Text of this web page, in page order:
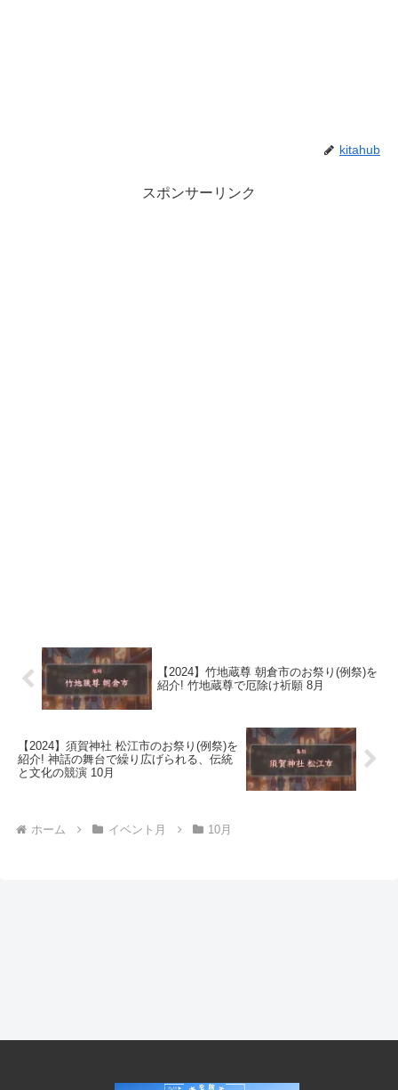
kitahub
スポンサーリンク
【2024】竹地蔵尊 朝倉市のお祭り(例祭)を
紹介! 竹地蔵尊で厄除け祈願 8月
【2024】須賀神社 松江市のお祭り(例祭)を
紹介! 神話の舞台で繰り広げられる、伝統
と文化の競演 10月
ホーム イベント月 10月